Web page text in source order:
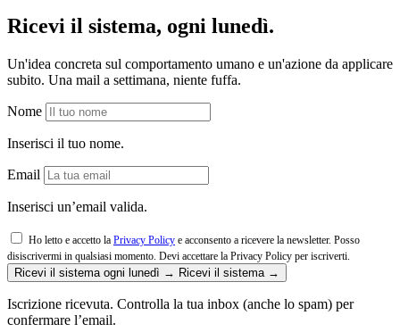
Ricevi il sistema, ogni lunedì.
Un'idea concreta sul comportamento umano e un'azione da applicare
subito. Una mail a settimana, niente fuffa.
Nome
Inserisci il tuo nome.
Email
Inserisci un’email valida.
Ho letto e accetto la Privacy Policy e acconsento a ricevere la newsletter. Posso
disiscrivermi in qualsiasi momento.
Devi accettare la Privacy Policy per iscriverti.
Ricevi il sistema ogni lunedì → Ricevi il sistema →
Iscrizione ricevuta. Controlla la tua inbox (anche lo spam) per
confermare l’email.